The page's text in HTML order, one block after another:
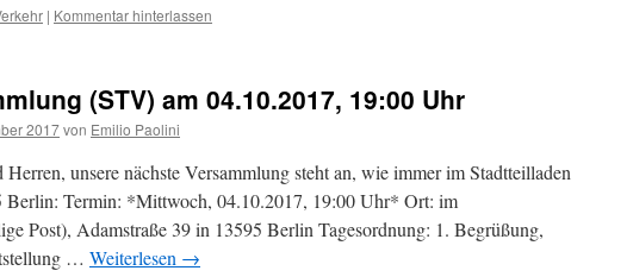
| Kommentar hinterlassen
(STV) am 04.10.2017, 19:00 Uhr
2017von Emilio Paolini
Herren, unsere nächste Versammlung steht an, wie immer im Stadtteilladen
Berlin: Termin: *Mittwoch, 04.10.2017, 19:00 Uhr* Ort: im
Post), Adamstraße 39 in 13595 Berlin Tagesordnung: 1. Begrüßung,
… Weiterlesen →